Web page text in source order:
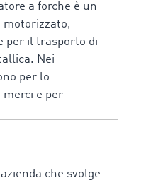
a forche è un
motorizzato,
per il trasporto di
Nei
per lo
e per
che svolge